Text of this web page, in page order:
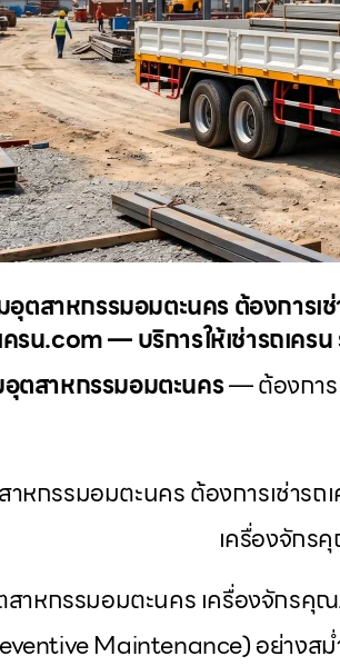
ตสาหกรรมอมตะนคร ต้องการเ
ครน.com — บริการให้เช่ารถเคร
ตสาหกรรมอมตะนคร— ต้องการ
หกรรมอมตะนคร ต้องการเช่าร
เครื่องจัก
าหกรรมอมตะนคร เครื่องจักรคุ
Maintenance) อย่างส